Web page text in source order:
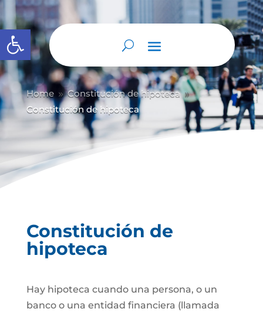
Abrir barra de herramientas
Home 9 Constitución de hipoteca 9
Constitución de hipoteca
Constitución de
hipoteca
Hay hipoteca cuando una persona, o un
banco o una entidad financiera (llamada